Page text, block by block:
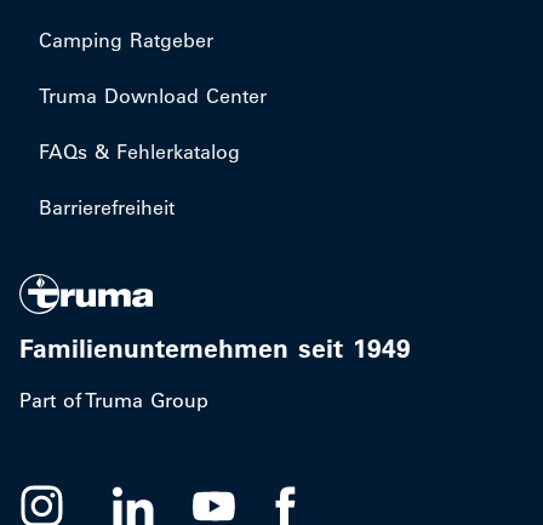
Camping Ratgeber
Truma Download Center
FAQs & Fehlerkatalog
Barrierefreiheit
Familienunternehmen seit 1949
Part of Truma Group